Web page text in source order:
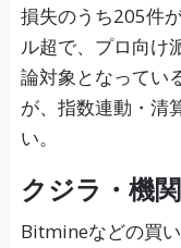
損失のうち205件
ル超で、プロ向け
論対象となってい
が、指数連動・清
い。
クジラ・機
Bitmineなどの買